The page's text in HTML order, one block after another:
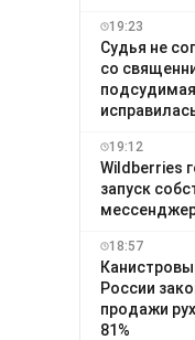
19:23
Судья не
со
подсудимая
19:12
Wildberries
запуск
18:57
России
продажи
81%